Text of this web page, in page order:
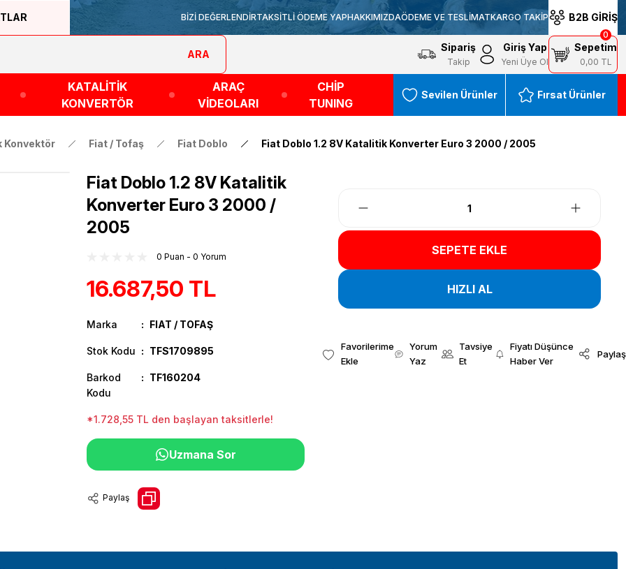
BİZİ DEĞERLENDİRTAKSİTLİ ÖDEME YAPHAKKIMIZDAÖDEME VE TESLİMATKARGO TAKİP B2B GİRİŞ
ARA
Sipariş
Takip
Giriş Yap
Yeni Üye Ol
Sepetim
0,00 TL
0
KATALİTİK
KONVERTÖR
ARAÇ
VİDEOLARI
CHİP
TUNING
Sevilen Ürünler Fırsat Ürünler
Konvektör Fiat / Tofaş Fiat Doblo Fiat Doblo 1.2 8V Katalitik Konverter Euro 3 2000 / 2005
Fiat Doblo 1.2 8V Katalitik
Konverter Euro 3 2000 /
2005
0 Puan - 0 Yorum
16.687,50 TL
Marka FIAT / TOFAŞ
Stok Kodu TFS1709895
Barkod
Kodu
TF160204
*1.728,55 TL den başlayan taksitlerle!
Uzmana Sor
Paylaş
SEPETE EKLE
HIZLI AL
Yorum
Yaz
Tavsiye
Et
Fiyatı Düşünce
Haber Ver
Paylaş